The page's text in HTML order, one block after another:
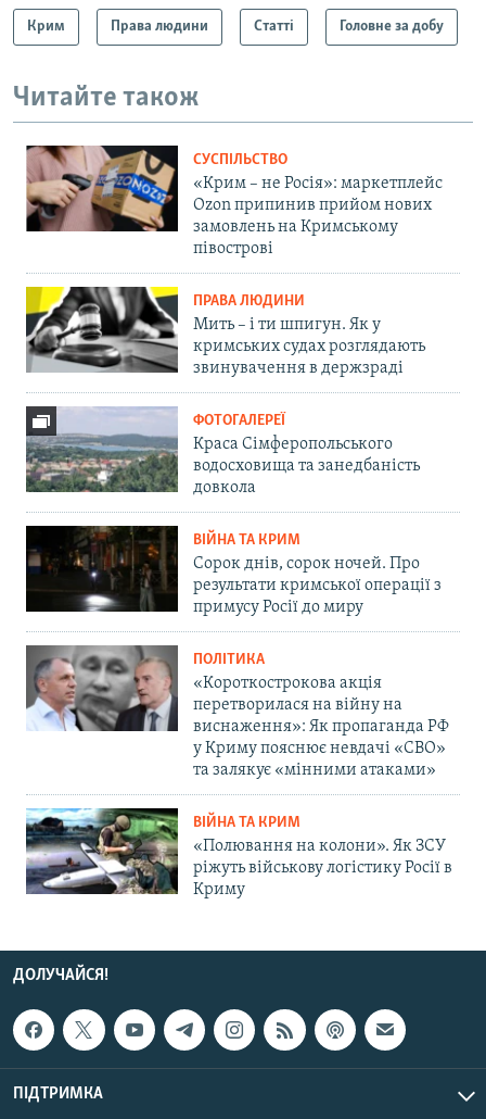
Крим Права людини Статті Головне за добу
Читайте також
СУСПІЛЬСТВО
«Крим – не Росія»: маркетплейс
Ozon припинив прийом нових
замовлень на Кримському
півострові
ПРАВА ЛЮДИНИ
Мить – і ти шпигун. Як у
кримських судах розглядають
звинувачення в держзраді
ФОТОГАЛЕРЕЇ
Краса Сімферопольського
водосховища та занедбаність
довкола
ВІЙНА ТА КРИМ
Сорок днів, сорок ночей. Про
результати кримської операції з
примусу Росії до миру
ПОЛІТИКА
«Короткострокова акція
перетворилася на війну на
виснаження»: Як пропаганда РФ
у Криму пояснює невдачі «СВО»
та залякує «мінними атаками»
ВІЙНА ТА КРИМ
«Полювання на колони». Як ЗСУ
ріжуть військову логістику Росії в
Криму
ДОЛУЧАЙСЯ!
ПІДТРИМКА